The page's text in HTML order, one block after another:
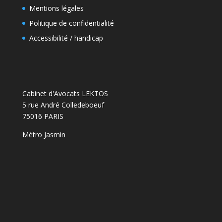
Mentions légales
Politique de confidentialité
Accessibilité / handicap
Cabinet d'Avocats LEKTOS
5 rue André Colledeboeuf
75016 PARIS
Métro Jasmin